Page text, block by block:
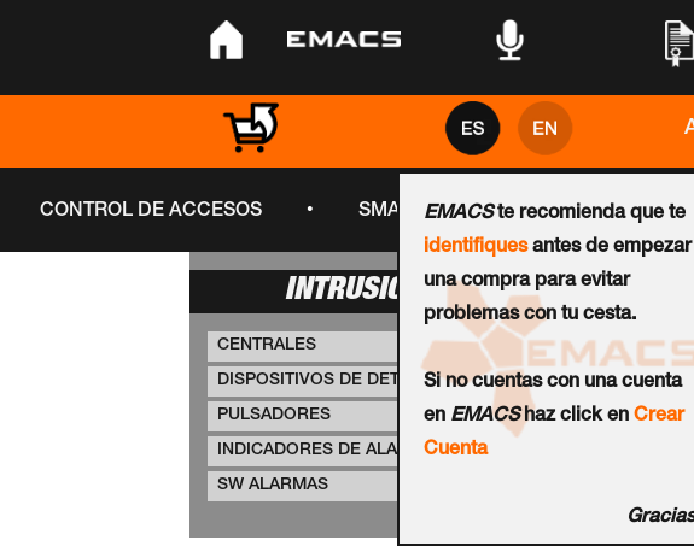
•
EMACSte recomienda que te
identifiquesantes de empezar
una compra para evitar
problemas con tu cesta.
Si no cuentas con una cuenta
en EMACShaz click enCrear
Cuenta
CONTROL DE ACCESOS • SMART CITY • CCTV •
INTRUSIÓN
CENTRALES
DISPOSITIVOS DE DETECCIÓN
PULSADORES
INDICADORES DE ALARMA
SW ALARMAS
Inicio › Paneles de
Central
Ref.: VISTA-120
Control/
zonas
áreas comunes).